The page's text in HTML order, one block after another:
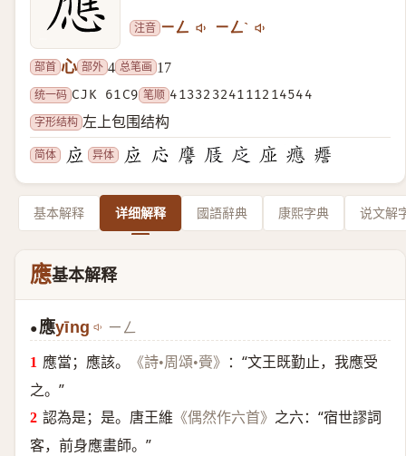
注音 ㄧㄥ ㄧㄥˋ
部首 心 部外 4 总笔画 17
统一码 CJK 61C9 笔顺 41332324111214544
字形结构 左上包围结构
简体 异体
基本解释 详细解释 國語辭典 康熙字典 说文解
應基本解释
●應yīng ㄧㄥ
應當；應該。 《詩•周頌•賫》
：“文王既勤止，我應受
之。”
認為是；是。唐王維 《偶然作六首》 之六：“宿世謬詞
客，前身應畫師。”